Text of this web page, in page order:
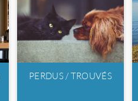
PERDUS / TROUVÉS